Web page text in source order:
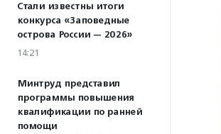
Стали известны итоги
конкурса «Заповедные
острова России — 2026»
14:21
Минтруд представил
программы повышения
квалификации по ранней
помощи